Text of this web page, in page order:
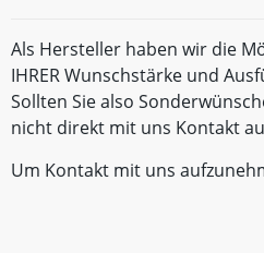
Als Hersteller haben wir die
IHRER Wunschstärke und
Sollten Sie also
nicht direkt mit uns Kontakt
Um Kontakt mit uns